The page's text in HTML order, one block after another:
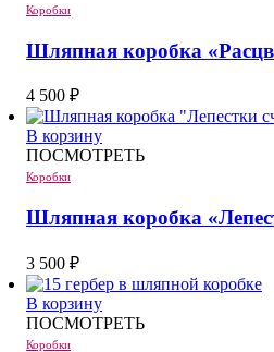
Коробки
Шляпная коробка
4 500 ₽
В корзину
ПОСМОТРЕТЬ
Коробки
Шляпная коробка
3 500 ₽
В корзину
ПОСМОТРЕТЬ
Коробки